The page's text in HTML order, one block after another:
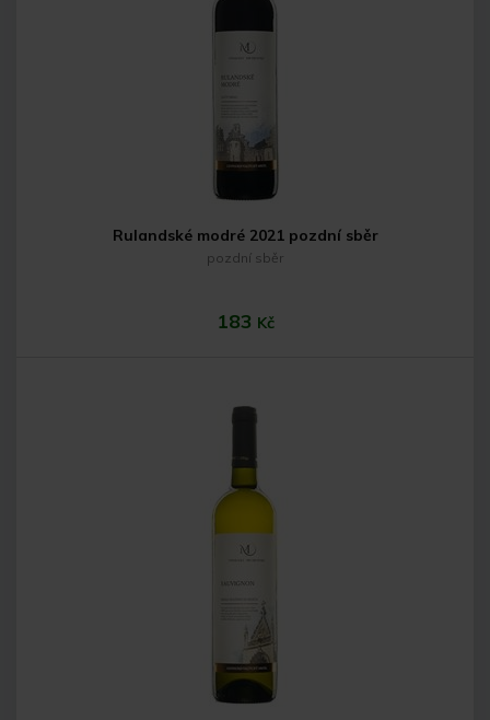
Do košíku
Rulandské modré 2021 pozdní sběr
pozdní sběr
183 Kč
Do košíku